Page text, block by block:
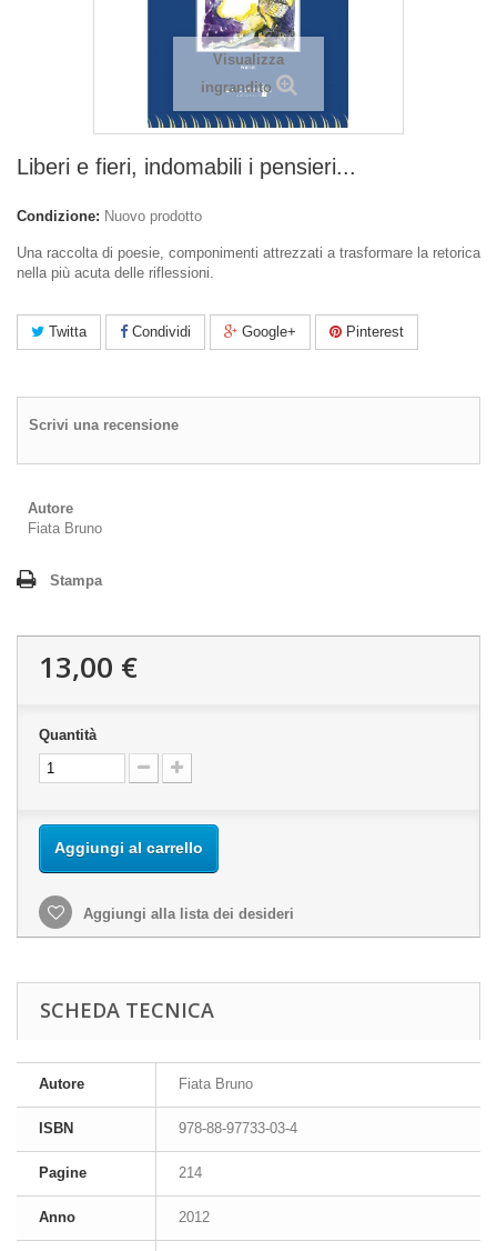
Visualizza
ingrandito
Liberi e fieri, indomabili i pensieri...
Condizione: Nuovo prodotto
Una raccolta di poesie, componimenti attrezzati a trasformare la retorica
nella più acuta delle riflessioni.
Twitta Condividi Google+ Pinterest
Scrivi una recensione
Autore
Fiata Bruno
Stampa
13,00 €
Quantità
Aggiungi al carrello
Aggiungi alla lista dei desideri
SCHEDA TECNICA
Autore Fiata Bruno
ISBN 978-88-97733-03-4
Pagine 214
Anno 2012